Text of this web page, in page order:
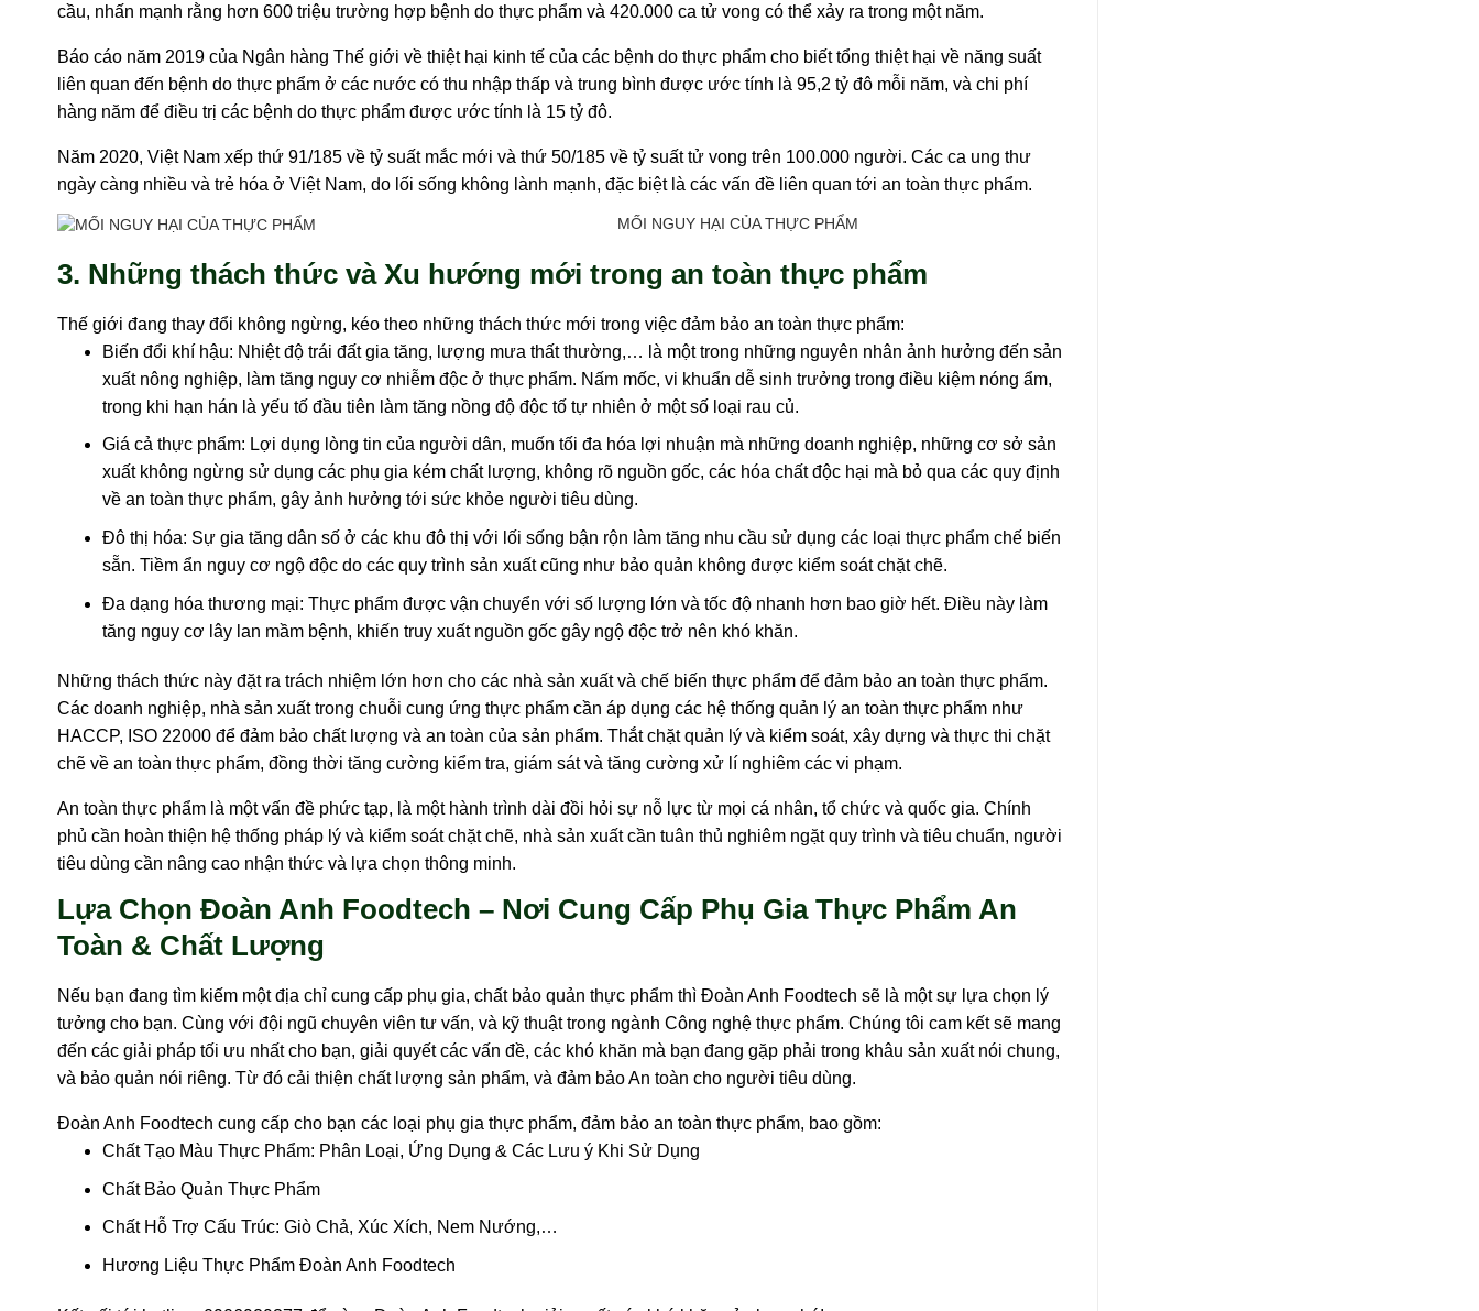
cầu, nhấn mạnh rằng hơn 600 triệu trường hợp bệnh do thực phẩm và 420.000 ca tử vong có thể xảy ra trong một năm.
Báo cáo năm 2019 của Ngân hàng Thế giới về thiệt hại kinh tế của các bệnh do thực phẩm cho biết tổng thiệt hại về năng suất
liên quan đến bệnh do thực phẩm ở các nước có thu nhập thấp và trung bình được ước tính là 95,2 tỷ đô mỗi năm, và chi phí
hàng năm để điều trị các bệnh do thực phẩm được ước tính là 15 tỷ đô.
Năm 2020, Việt Nam xếp thứ 91/185 về tỷ suất mắc mới và thứ 50/185 về tỷ suất tử vong trên 100.000 người. Các ca ung thư
ngày càng nhiều và trẻ hóa ở Việt Nam, do lối sống không lành mạnh, đặc biệt là các vấn đề liên quan tới an toàn thực phẩm.
MỐI NGUY HẠI CỦA THỰC PHẨM
3. Những thách thức và Xu hướng mới trong an toàn thực phẩm
Thế giới đang thay đổi không ngừng, kéo theo những thách thức mới trong việc đảm bảo an toàn thực phẩm:
Biến đổi khí hậu: Nhiệt độ trái đất gia tăng, lượng mưa thất thường,… là một trong những nguyên nhân ảnh hưởng đến sản
xuất nông nghiệp, làm tăng nguy cơ nhiễm độc ở thực phẩm. Nấm mốc, vi khuẩn dễ sinh trưởng trong điều kiệm nóng ẩm,
trong khi hạn hán là yếu tố đầu tiên làm tăng nồng độ độc tố tự nhiên ở một số loại rau củ.
Giá cả thực phẩm: Lợi dụng lòng tin của người dân, muốn tối đa hóa lợi nhuận mà những doanh nghiệp, những cơ sở sản
xuất không ngừng sử dụng các phụ gia kém chất lượng, không rõ nguồn gốc, các hóa chất độc hại mà bỏ qua các quy định
về an toàn thực phẩm, gây ảnh hưởng tới sức khỏe người tiêu dùng.
Đô thị hóa: Sự gia tăng dân số ở các khu đô thị với lối sống bận rộn làm tăng nhu cầu sử dụng các loại thực phẩm chế biến
sẵn. Tiềm ẩn nguy cơ ngộ độc do các quy trình sản xuất cũng như bảo quản không được kiểm soát chặt chẽ.
Đa dạng hóa thương mại: Thực phẩm được vận chuyển với số lượng lớn và tốc độ nhanh hơn bao giờ hết. Điều này làm
tăng nguy cơ lây lan mầm bệnh, khiến truy xuất nguồn gốc gây ngộ độc trở nên khó khăn.
Những thách thức này đặt ra trách nhiệm lớn hơn cho các nhà sản xuất và chế biến thực phẩm để đảm bảo an toàn thực phẩm.
Các doanh nghiệp, nhà sản xuất trong chuỗi cung ứng thực phẩm cần áp dụng các hệ thống quản lý an toàn thực phẩm như
HACCP, ISO 22000 để đảm bảo chất lượng và an toàn của sản phẩm. Thắt chặt quản lý và kiểm soát, xây dựng và thực thi chặt
chẽ về an toàn thực phẩm, đồng thời tăng cường kiểm tra, giám sát và tăng cường xử lí nghiêm các vi phạm.
An toàn thực phẩm là một vấn đề phức tạp, là một hành trình dài đồi hỏi sự nỗ lực từ mọi cá nhân, tổ chức và quốc gia. Chính
phủ cần hoàn thiện hệ thống pháp lý và kiểm soát chặt chẽ, nhà sản xuất cần tuân thủ nghiêm ngặt quy trình và tiêu chuẩn, người
tiêu dùng cần nâng cao nhận thức và lựa chọn thông minh.
Lựa Chọn Đoàn Anh Foodtech – Nơi Cung Cấp Phụ Gia Thực Phẩm An
Toàn & Chất Lượng
Nếu bạn đang tìm kiếm một địa chỉ cung cấp phụ gia, chất bảo quản thực phẩm thì Đoàn Anh Foodtech sẽ là một sự lựa chọn lý
tưởng cho bạn. Cùng với đội ngũ chuyên viên tư vấn, và kỹ thuật trong ngành Công nghệ thực phẩm. Chúng tôi cam kết sẽ mang
đến các giải pháp tối ưu nhất cho bạn, giải quyết các vấn đề, các khó khăn mà bạn đang gặp phải trong khâu sản xuất nói chung,
và bảo quản nói riêng. Từ đó cải thiện chất lượng sản phẩm, và đảm bảo An toàn cho người tiêu dùng.
Đoàn Anh Foodtech cung cấp cho bạn các loại phụ gia thực phẩm, đảm bảo an toàn thực phẩm, bao gồm:
Chất Tạo Màu Thực Phẩm: Phân Loại, Ứng Dụng & Các Lưu ý Khi Sử Dụng
Chất Bảo Quản Thực Phẩm
Chất Hỗ Trợ Cấu Trúc: Giò Chả, Xúc Xích, Nem Nướng,…
Hương Liệu Thực Phẩm Đoàn Anh Foodtech